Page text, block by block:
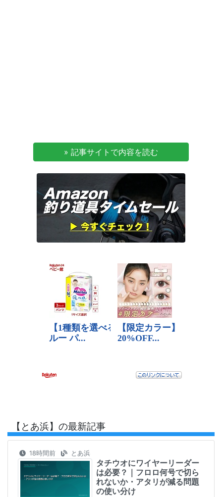
» 記事サイトで内容を読む
【とあ浜】の最新記事
18時間前 とあ浜
タチウオにワイヤーリーダー
は必要？｜フロロ何号で切ら
れないか・アタリが減る問題
の使い分け